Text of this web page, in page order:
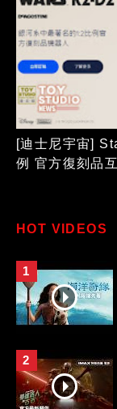
[迪士尼宇宙]
例 官方復刻品
HOT VIDEOS
1
2